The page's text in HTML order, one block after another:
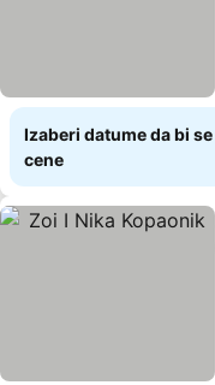
Izaberi datume da bi
cene